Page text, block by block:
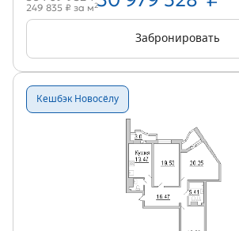
249 835 ₽ за м2
Забронировать
Кешбэк Новосёлу
Объект